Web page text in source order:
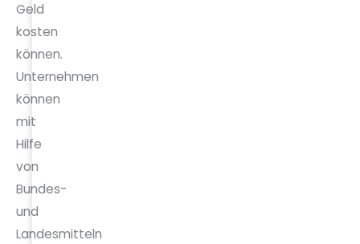
Geld
kosten
können.
Unternehmen
können
mit
Hilfe
von
Bundes-
und
Landesmitteln